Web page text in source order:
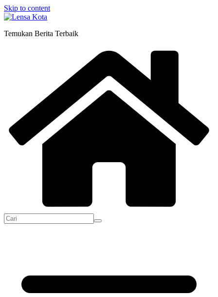
Skip to content
Temukan Berita Terbaik